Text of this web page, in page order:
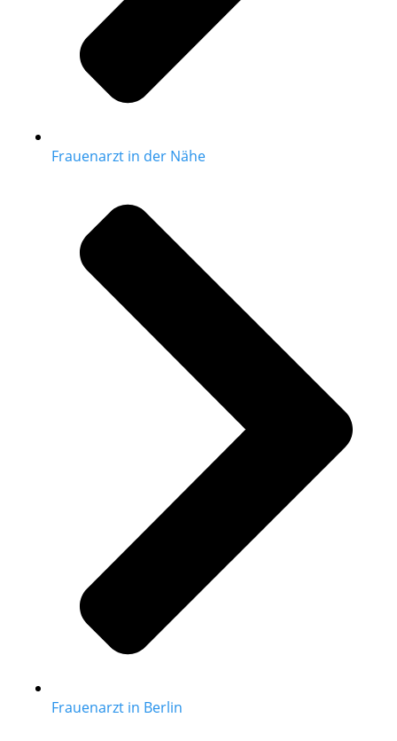
Frauenarzt in der Nähe
Frauenarzt in Berlin